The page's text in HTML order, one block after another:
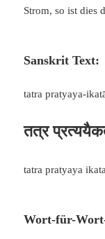
Strom, so ist dies
Sanskrit Text:
tatra pratyaya-
तत्र
tatra pratyaya
Wort-für-